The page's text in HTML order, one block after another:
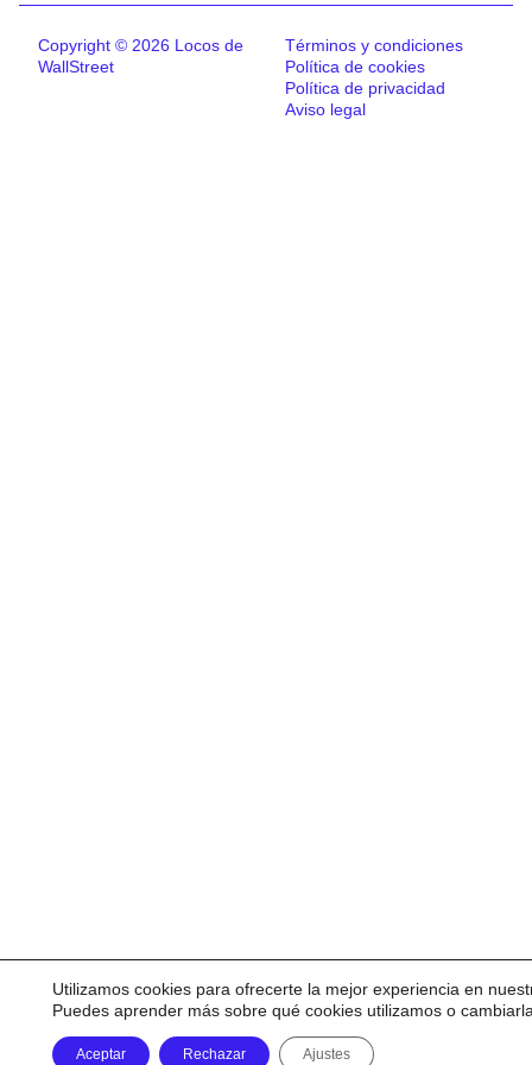
Copyright © 2026 Locos de
WallStreet
Términos y condiciones
Política de cookies
Política de privacidad
Aviso legal
Utilizamos cookies para ofrecerte la mejor experiencia en
Puedes aprender más sobre qué cookies utilizamos o
Aceptar Rechazar Ajustes